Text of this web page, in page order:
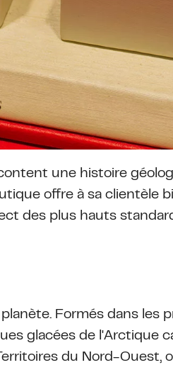
une histoire
offre à sa clientèle
des plus hauts
Formés dans les
glacées de l'Arctique
du Nord-Ouest,